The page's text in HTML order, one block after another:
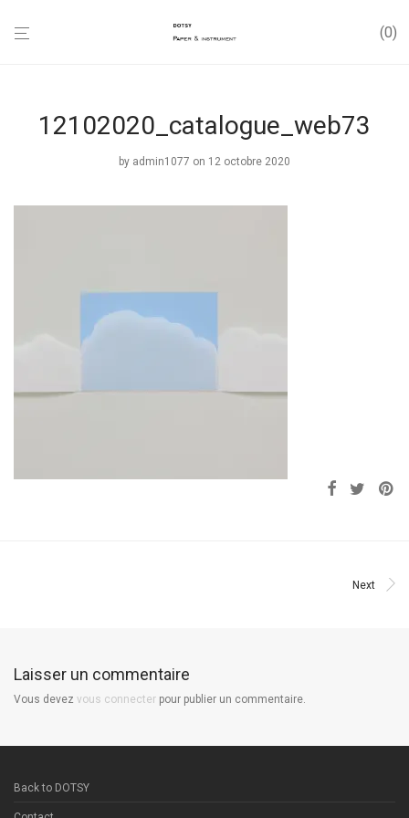
0
12102020_catalogue_web73
by admin1077 on 12 octobre 2020
Next
Laisser un commentaire
Vous devez vous connecter pour publier un commentaire.
Back to DOTSY